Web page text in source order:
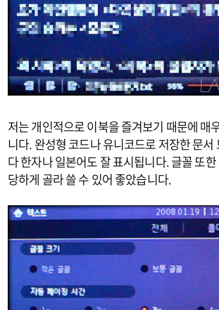
저는 개인적으로 이북을 즐겨보기 때문에 매
니다. 완성형 코드나 유니코드로 저장한 문서
다 한자나 일본어도 잘 표시됩니다. 글꼴 또
당하게 골라 쓸 수 있어 좋았습니다.